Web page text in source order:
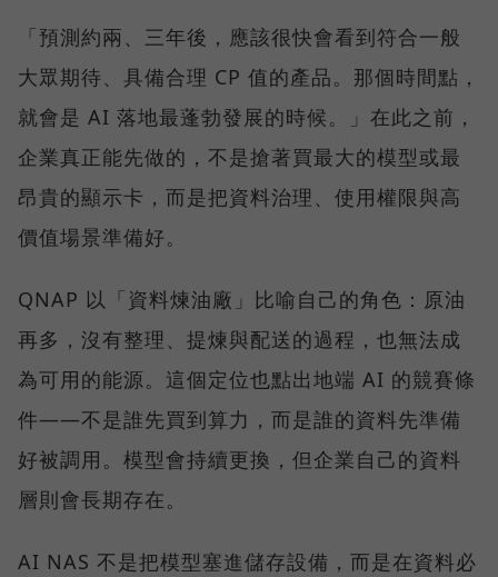
「預測約兩、三年後，應該很快會看到符合一般
大眾期待、具備合理 CP 值的產品。那個時間點，
就會是 AI 落地最蓬勃發展的時候。」在此之前，
企業真正能先做的，不是搶著買最大的模型或最
昂貴的顯示卡，而是把資料治理、使用權限與高
價值場景準備好。
QNAP 以「資料煉油廠」比喻自己的角色：原油
再多，沒有整理、提煉與配送的過程，也無法成
為可用的能源。這個定位也點出地端 AI 的競賽條
件——不是誰先買到算力，而是誰的資料先準備
好被調用。模型會持續更換，但企業自己的資料
層則會長期存在。
AI NAS 不是把模型塞進儲存設備，而是在資料必